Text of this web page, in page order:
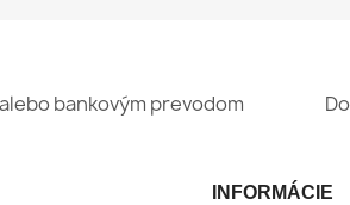
bankovým prevodom
INFORMÁCIE